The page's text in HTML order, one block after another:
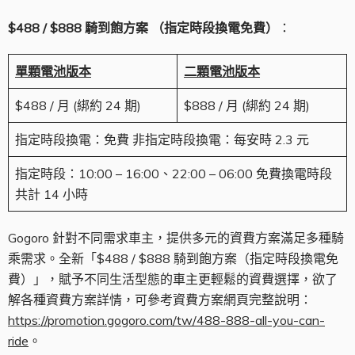
$488 / $888 騎到飽方案 （指定時段換電免費） ：
單顆電池版本 二顆電池版本
$488 / 月 (綁約 24 期) $888 / 月 (綁約 24 期)
指定時段換電：免費 非指定時段換電：每安時 2.3 元
指定時段：10:00 – 16:00、22:00 – 06:00 免費換電時段
共計 14 小時
Gogoro 針對不同需求車主，提供多元的資費方案滿足多種騎
乘需求。全新「$488 / $888 騎到飽方案（指定時段換電免
費）」，賦予不同生活型態的車主更輕鬆的資費選擇，欲了
解各種資費方案詳情，可參考資費方案網頁完整說明：
https://promotion.gogoro.com/tw/488-888-all-you-can-
ride 。